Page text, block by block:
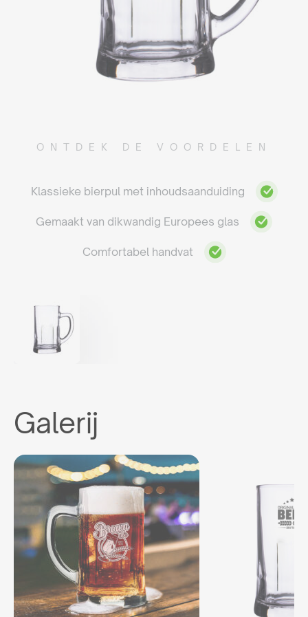
ONTDEK DE VOORDELEN
Klassieke bierpul met inhoudsaanduiding
Gemaakt van dikwandig Europees glas
Comfortabel handvat
Galerij